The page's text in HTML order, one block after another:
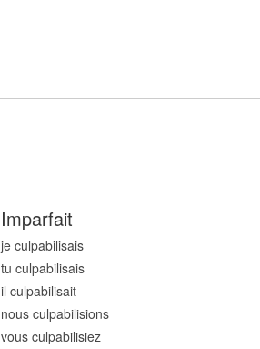
Imparfait
je culpabilisais
tu culpabilisais
il culpabilisait
nous culpabilisions
vous culpabilisiez